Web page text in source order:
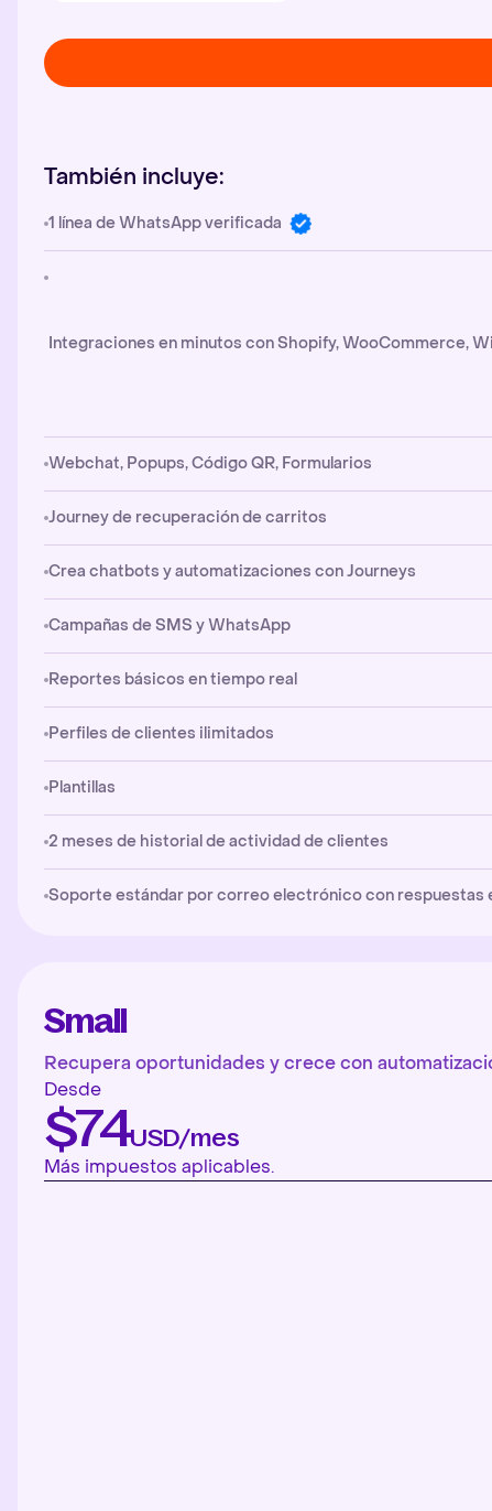
También incluye:
1 línea de WhatsApp verificada
Integraciones en minutos con Shopify, WooCommerce,
Webchat, Popups, Código QR, Formularios
Journey de recuperación de carritos
Crea chatbots y automatizaciones con Journeys
Campañas de SMS y WhatsApp
Reportes básicos en tiempo real
Perfiles de clientes ilimitados
Plantillas
2 meses de historial de actividad de clientes
Soporte estándar por correo electrónico con respuestas
Small
Recupera oportunidades y crece con
Desde
$74USD/mes
Más impuestos aplicables.